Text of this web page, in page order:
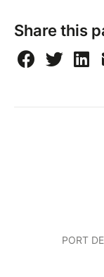
Share this
PORT